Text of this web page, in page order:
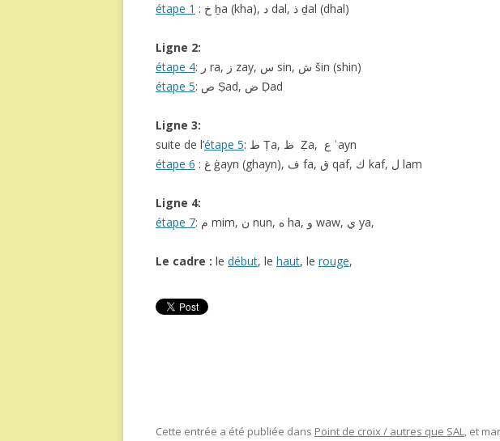
étape 1
: ﺥ ẖa (kha), ﺩ dal, ﺫ ḏal (dhal)
Ligne 2:
étape 4
: ﺭ ra, ﺯ zay, ﺱ sin, ﺵ šin (shin)
étape 5
: ﺹ Ṣad, ﺽ Ḍad
Ligne 3:
suite de l’étape 5
: ﻁ Ṭa, ﻅ Ẓa, ﻉ ʿayn
étape 6
: ﻍ ġayn (ghayn), ﻑ fa, ﻕ qaf, ﻙ kaf, ﻝ lam
Ligne 4:
étape 7
: ﻡ mim, ﻥ nun, ﻩ ha, ﻭ waw, ﻱ ya,
Le cadre : le début, le haut, le rouge,
Cette entrée a été publiée dans Point de croix / autres que SAL, et